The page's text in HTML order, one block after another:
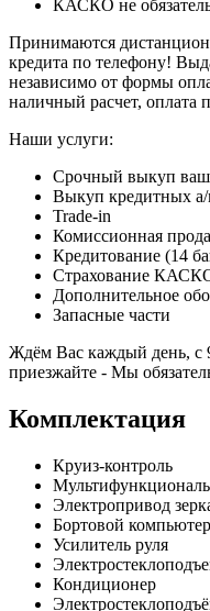
КАСКО не
Принимаются
кредита по телефону!
независимо от формы
наличный расчет, оплата
Наши услуги:
Срочный выкуп
Выкуп кредитных
Trade-in
Комиссионная
Кредитование (14
Страхование
Дополнительное
Запасные части
Ждём Вас каждый день, с
приезжайте - Мы
Комплектация
Круиз-контроль
Электропривод
Бортовой компьютер
Усилитель руля
Кондиционер